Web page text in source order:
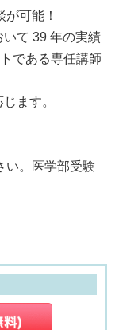
可能！
て 39 年の実績
である専任講師
ます。
い。医学部受験